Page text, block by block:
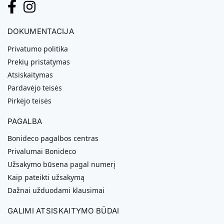
DOKUMENTACIJA
Privatumo politika
Prekių pristatymas
Atsiskaitymas
Pardavėjo teisės
Pirkėjo teisės
PAGALBA
Bonideco pagalbos centras
Privalumai Bonideco
Užsakymo būsena pagal numerį
Kaip pateikti užsakymą
Dažnai užduodami klausimai
GALIMI ATSISKAITYMO BŪDAI